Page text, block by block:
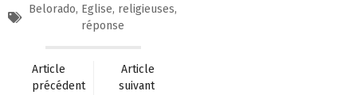
Belorado, Eglise, religieuses,
réponse
Article
précédent
Article
suivant